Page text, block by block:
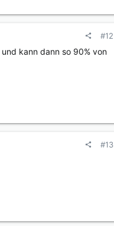
#12
kann dann so 90% von
#13